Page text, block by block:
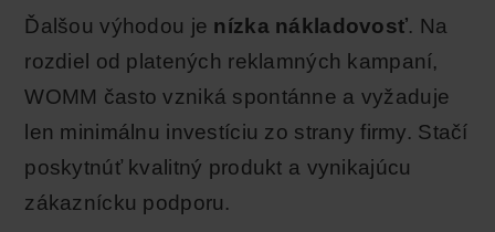
Ďalšou výhodou je nízka nákladovosť. Na
rozdiel od platených reklamných kampaní,
WOMM často vzniká spontánne a vyžaduje
len minimálnu investíciu zo strany firmy. Stačí
poskytnúť kvalitný produkt a vynikajúcu
zákaznícku podporu.